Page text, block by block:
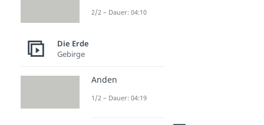
2/2 – Dauer: 04:10
Die Erde
Gebirge
Anden
1/2 – Dauer: 04:19